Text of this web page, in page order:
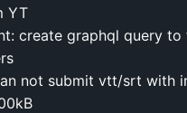
YT
create graphql query
not submit vtt/srt with